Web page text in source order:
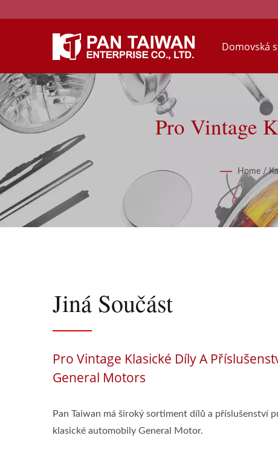
Domovská
Pro Vintage
Home /
Jiná Součást
Pro Vintage Klasické Díly A
General Motors
Pan Taiwan má široký sortiment dílů a příslušenství
klasické automobily General Motor.